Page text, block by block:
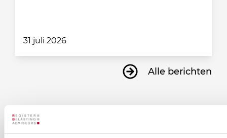
31 juli 2026
Alle berichten
Ontvang informatie over de